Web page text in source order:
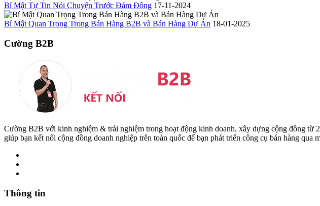
Bí Mật Tự Tin Nói Chuyện Trước Đám Đông 17-11-2024
Bí Mật Quan Trọng Trong Bán Hàng B2B và Bán Hàng Dự Án 18-01-2025
Cường B2B
Cường B2B với kinh nghiệm & trải nghiệm trong hoạt động kinh doanh, xây dựng cộng đồng
giúp bạn kết nối cộng đồng doanh nghiệp trên toàn quốc để bạn phát triển công cụ bán hàng qua
Thông tin